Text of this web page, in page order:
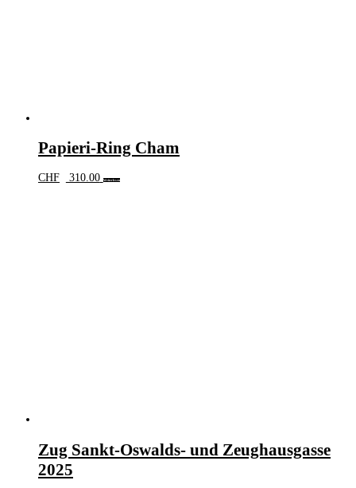
Papieri-Ring Cham
CHF 310.00 Weiterlesen
Zug Sankt-Oswalds- und Zeughausgasse
2025